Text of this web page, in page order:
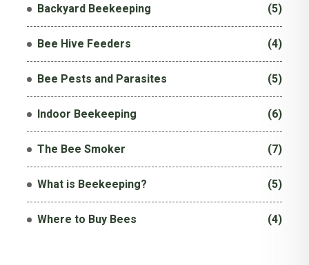
Backyard Beekeeping (5)
Bee Hive Feeders (4)
Bee Pests and Parasites (5)
Indoor Beekeeping (6)
The Bee Smoker (7)
What is Beekeeping? (5)
Where to Buy Bees (4)